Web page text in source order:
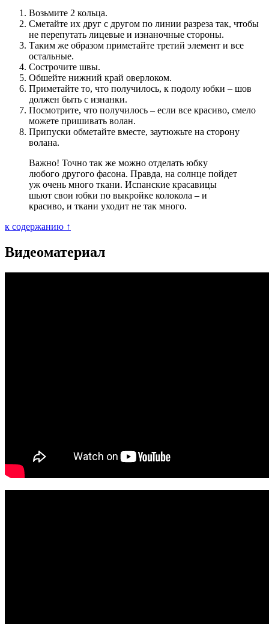
Возьмите 2 кольца.
Сметайте их друг с другом по линии разреза так, чтобы
не перепутать лицевые и изнаночные стороны.
Таким же образом приметайте третий элемент и все
остальные.
Сострочите швы.
Обшейте нижний край оверлоком.
Приметайте то, что получилось, к подолу юбки – шов
должен быть с изнанки.
Посмотрите, что получилось – если все красиво, смело
можете пришивать волан.
Припуски обметайте вместе, заутюжьте на сторону
волана.
Важно! Точно так же можно отделать юбку
любого другого фасона. Правда, на солнце пойдет
уж очень много ткани. Испанские красавицы
шьют свои юбки по выкройке колокола – и
красиво, и ткани уходит не так много.
к содержанию ↑
Видеоматериал